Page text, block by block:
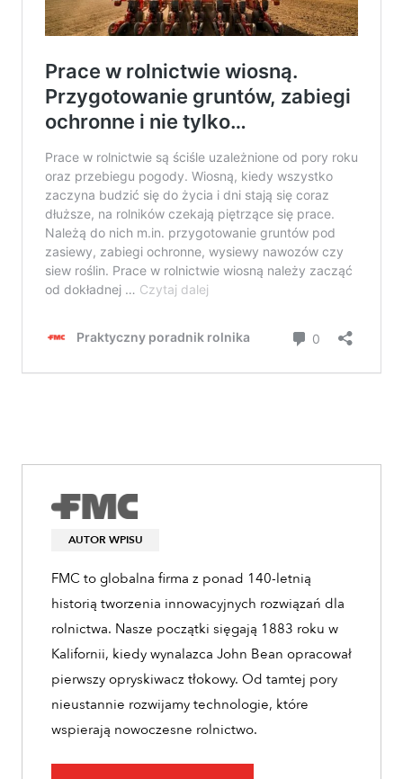
AUTOR WPISU
FMC to globalna firma z ponad 140-letnią
historią tworzenia innowacyjnych rozwiązań dla
rolnictwa. Nasze początki sięgają 1883 roku w
Kalifornii, kiedy wynalazca John Bean opracował
pierwszy opryskiwacz tłokowy. Od tamtej pory
nieustannie rozwijamy technologie, które
wspierają nowoczesne rolnictwo.